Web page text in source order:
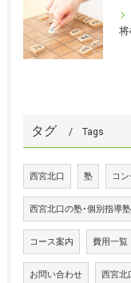
タグ Tags
西宮北口 塾 コン
西宮北口の塾･個別指導
コース案内 費用一覧
お問い合わせ 西宮北